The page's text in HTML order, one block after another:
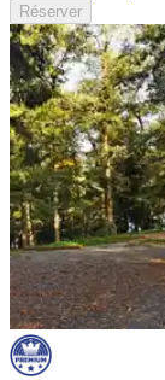
Réserver